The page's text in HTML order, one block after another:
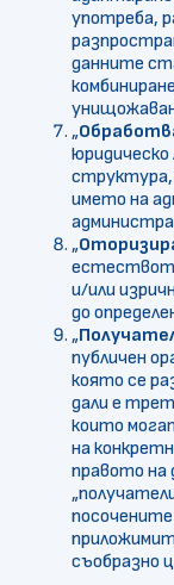
употреба,
данните
„
юридическо
структура,
името на
„
и/или
до
„
публичен
която се
дали е
които
на
правото на
съобразно